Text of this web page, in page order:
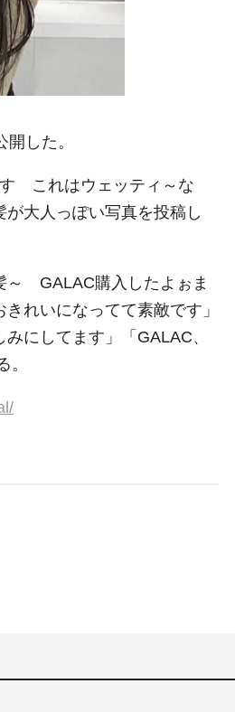
した。
す これはウェッティ～な
大人っぽい写真を投稿し
～ GALAC購入したよぉま
れいになってて素敵です」
にしてます」「GALAC、